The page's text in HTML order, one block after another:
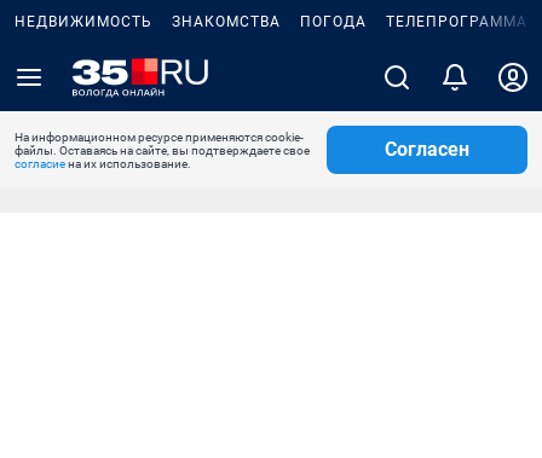
НЕДВИЖИМОСТЬ ЗНАКОМСТВА ПОГОДА ТЕЛЕПРОГРАММА
На информационном ресурсе применяются cookie-
файлы. Оставаясь на сайте, вы подтверждаете свое
согласиена их использование.
Согласен